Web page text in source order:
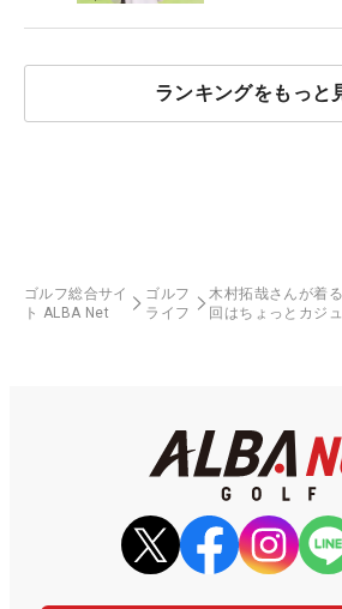
ランキングをもっと
ゴルフ総合サイ
ト ALBA Net
ゴルフ
ライフ
木村拓哉さんが着
回はちょっとカジ